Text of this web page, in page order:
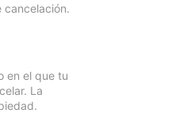
cancelación.
en el que tu
La